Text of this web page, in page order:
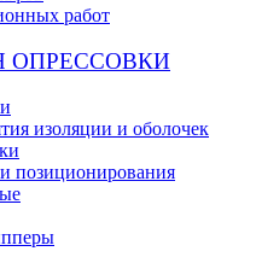
работ
ОПРЕССОВКИ
изоляции и оболочек
позиционирования